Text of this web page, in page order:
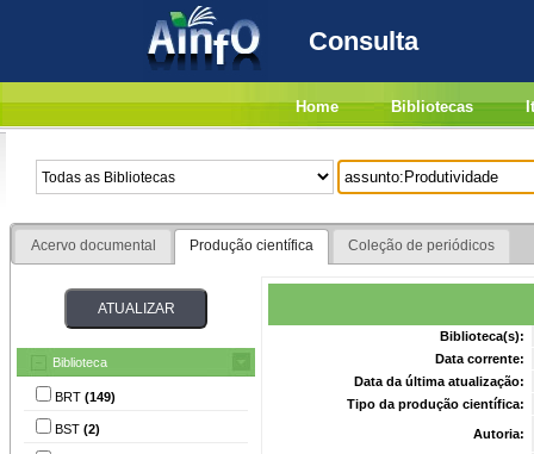
Consulta
Home Bibliotecas
Acervo documental Produção científica Coleção de periódicos
Biblioteca
BRT (149)
BST (2)
Biblioteca(s):
Data corrente:
Data da última atualização:
Tipo da produção científica:
Autoria: